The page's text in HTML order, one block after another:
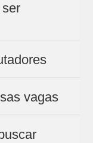
vagas